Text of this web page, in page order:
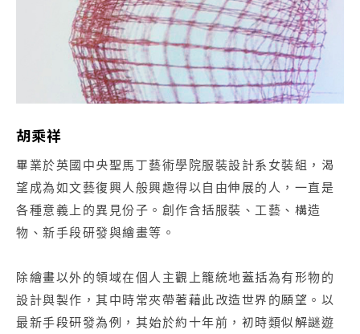
胡乘祥
畢業於英國中央聖馬丁藝術學院服裝設計系女裝組，渴
望成為如文藝復興人般興趣得以自由伸展的人，一直是
各種意義上的異見份子。創作含括服裝、工藝、構造
物、新手段研發與繪畫等。
除繪畫以外的領域在個人主觀上籠統地蓋括為有形物的
設計與製作，其中時常夾帶著藉此改造世界的願望。以
最新手段研發為例，其始於約十年前，初時類似解謎遊